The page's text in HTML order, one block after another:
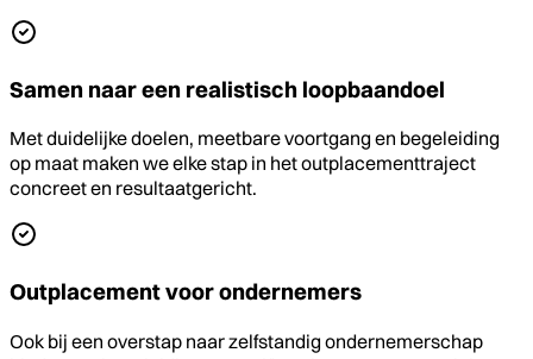
Samen naar een realistisch loopbaandoel
Met duidelijke doelen, meetbare voortgang en begeleiding
op maat maken we elke stap in het outplacementtraject
concreet en resultaatgericht.
Outplacement voor ondernemers
Ook bij een overstap naar zelfstandig ondernemerschap